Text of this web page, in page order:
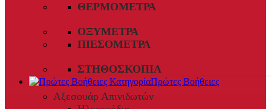
ΘΕΡΜΌΜΕΤΡΑ
ΟΞΎΜΕΤΡΑ
ΠΙΕΣΌΜΕΤΡΑ
ΣΤΗΘΟΣΚΌΠΙΑ
Πρώτες Βοήθειες
Αξεσουάρ Απινιδωτών